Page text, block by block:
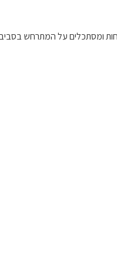
ומסתכלים על המתרחש